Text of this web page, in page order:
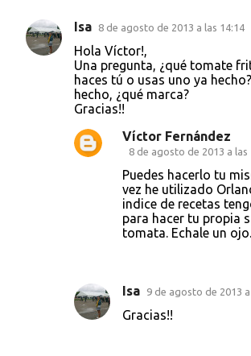
Isa 8 de agosto de 2013 a las 14:14
Hola Víctor!,
Una pregunta, ¿qué tomate
haces tú o usas uno ya
hecho, ¿qué marca?
Gracias!!
Víctor Fernández
8 de agosto de 2013 a las
Puedes hacerlo tu
vez he utilizado
indice de recetas
para hacer tu propia
tomata. Echale un ojo.
Isa 9 de agosto de 2013
Gracias!!